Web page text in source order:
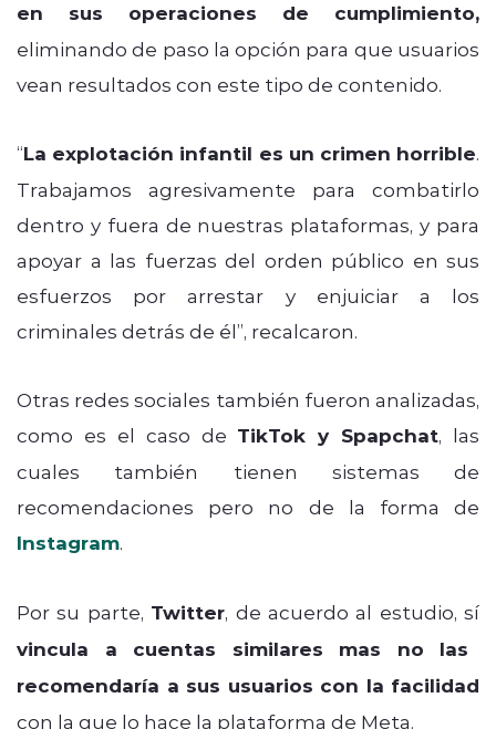
en sus operaciones de cumplimiento,
eliminando de paso la opción para que usuarios
vean resultados con este tipo de contenido.
“La explotación infantil es un crimen horrible.
Trabajamos agresivamente para combatirlo
dentro y fuera de nuestras plataformas, y para
apoyar a las fuerzas del orden público en sus
esfuerzos por arrestar y enjuiciar a los
criminales detrás de él”, recalcaron.
Otras redes sociales también fueron analizadas,
como es el caso de TikTok y Spapchat, las
cuales también tienen sistemas de
recomendaciones pero no de la forma de
Instagram.
Por su parte, Twitter, de acuerdo al estudio, sí
vincula a cuentas similares mas no las
recomendaría a sus usuarios con la facilidad
con la que lo hace la plataforma de Meta.